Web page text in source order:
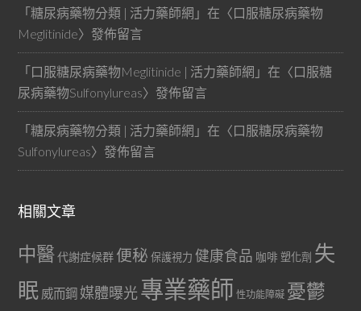
「糖尿病藥物分類 | 活力藥師網 」在〈口服糖尿病藥物
Meglitinide〉發佈留言
「口服糖尿病藥物Meglitinide | 活力藥師網 」在〈口服糖
尿病藥物Sulfonylureas〉發佈留言
「糖尿病藥物分類 | 活力藥師網 」在〈口服糖尿病藥物
Sulfonylureas〉發佈留言
相關文章
中醫代謝症候群 便秘 保護視力 健康食品 咖啡 塑化劑 失
眠 威而鋼 媒體曝光專業藥師 性功能障礙 憂鬱